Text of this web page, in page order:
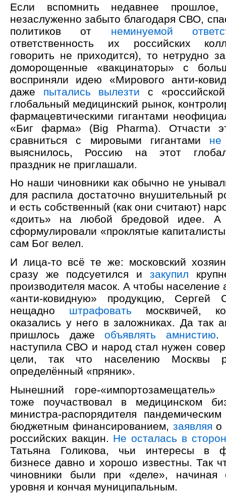
Если вспомнить недавнее прошлое,
незаслуженно забыто благодаря СВО,
политиков от неминуемой
ответственность их российских
говорить не приходится), то нетрудно
доморощенные «вакцинаторы» с
восприняли идею «Мирового анти-
даже пытались вылезти с
глобальный медицинский рынок,
фармацевтическими гигантами
«Биг фарма» (Big Pharma). Отчасти
сравниться с мировыми гигантами не
выяснилось, Россию на этот
праздник не приглашали.
Но наши чиновники как обычно не
для распила достаточно внушительный
и есть собственный (как они считают)
«доить» на любой бредовой идее.
сформулировали «проклятые
сам Бог велел.
И лица-то всё те же: московский
сразу же подсуетился и закупил
производителя масок. А чтобы население
«анти-ковидную» продукцию, Сергей
нещадно штрафовать москвичей,
оказались у него в заложниках. Да так
пришлось дажеобъявлять амнистию.
наступила СВО и народ стал нужен
цели, так что населению Москвы
определённый «пряник».
Нынешний горе-
тоже поучаствовал в медицинском
министра-распорядителя
бюджетным финансированием, заявляя о
российских вакцин. Не осталась в
Татьяна Голикова, чьи интересы в
бизнесе давно и хорошо известны. Так
чиновники были при «деле», начиная
уровня и кончая муниципальным.